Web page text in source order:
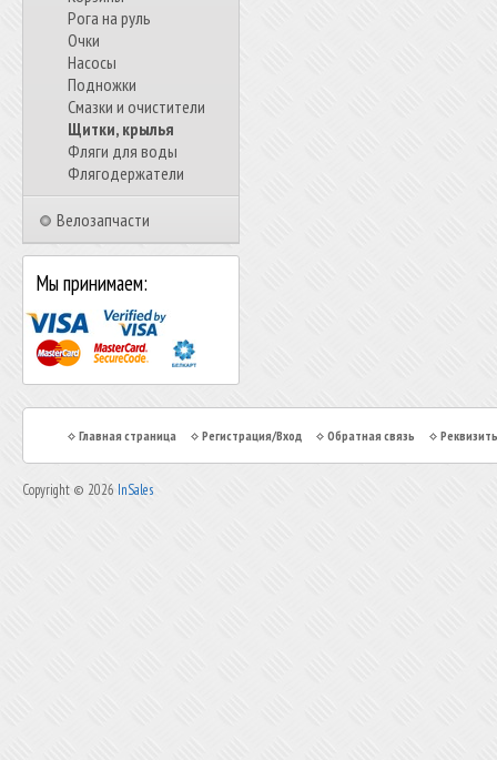
Рога на руль
Очки
Насосы
Подножки
Смазки и очистители
Щитки, крылья
Фляги для воды
Флягодержатели
Велозапчасти
Мы принимаем:
Главная страница Регистрация/Вход Обратная связь
Copyright © 2026 InSales